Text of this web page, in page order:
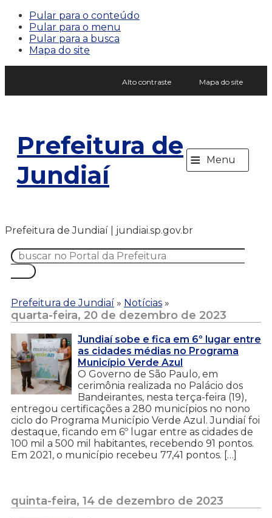
Pular para o conteúdo
Pular para o menu
Pular para a busca
Mapa do site
Alto contraste Mapa do site
Prefeitura de
Jundiaí
≡ Menu
Prefeitura de Jundiaí | jundiai.sp.gov.br
Prefeitura de Jundiaí » Notícias »
quarta-feira, 20 de dezembro de 2023
Jundiaí sobe e fica em 6º lugar entre
as cidades médias no Programa
Município Verde Azul
O Governo de São Paulo, em
cerimônia realizada no Palácio dos
Bandeirantes, nesta terça-feira (19),
entregou certificações a 280 municípios no nono
ciclo do Programa Município Verde Azul. Jundiaí foi
destaque, ficando em 6º lugar entre as cidades de
100 mil a 500 mil habitantes, recebendo 91 pontos.
Em 2021, o município recebeu 77,41 pontos. […]
quinta-feira, 14 de dezembro de 2023